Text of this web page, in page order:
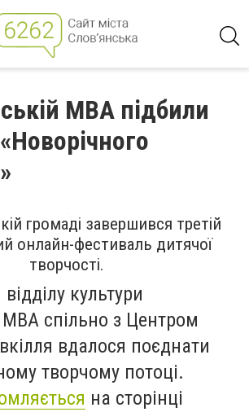
МВА підбили
громаді завершився третiй
онлайн-фестиваль дитячої
творчостi.
культури
МВА спільно з Центром
вдалося поєднати
творчому потоці.
на сторінці